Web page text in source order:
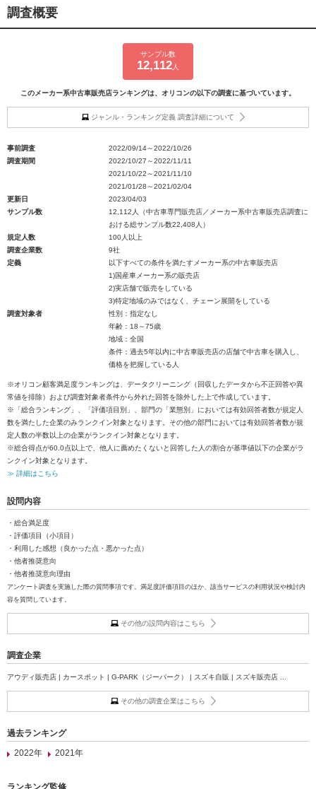
調査概要
サンプル数
12,112人
このメーカー系中古車販売店ランキングは、オリコンの以下の調査に基づいています。
ジャンル・ランキング定義 調査詳細について
事前調査
2022/09/14～2022/10/26
調査期間
2022/10/27～2022/11/11
2021/10/22～2021/11/10
2021/01/28～2021/02/04
更新日
2023/04/03
サンプル数
12,112人（中古車専門販売店／メーカー系中古車販売店調査に
おける総サンプル数22,408人）
規定人数
100人以上
調査企業数
9社
定義
以下すべての条件を満たすメーカー系の中古車販売店
1)国産車メーカー系の販売店
2)実店舗で販売をしている
3)特定地域のみではなく、チェーン展開をしている
調査対象者
性別：指定なし
年齢：18～75歳
地域：全国
条件：過去5年以内に中古車販売店の店舗で中古車を購入し、
価格を把握している人
※オリコン顧客満足度ランキングは、データクリーニング（回収したデータから不正回答や異
常値を排除）および調査対象者条件から外れた回答を除外した上で作成しています。
※「総合ランキング」、「評価項目別」、部門の「業態別」においては有効回答者数が規定人
数を満たした企業のみランクイン対象となります。その他の部門においては有効回答者数が規
定人数の半数以上の企業がランクイン対象となります。
※総合得点が60.0点以上で、他人に薦めたくないと回答した人の割合が基準値以下の企業がラ
ンクイン対象となります。
≫ 詳細はこちら
設問内容
・総合満足度
・評価項目（小項目）
・利用した感想（良かった点・悪かった点）
・他者推奨意向
・他者推奨意向理由
アンケート調査を実施した際の質問事項です。満足度評価項目のほか、該当サービスの利用状況や検討内
容を質問しています。
その他の設問内容はこちら
調査企業
アウディ販売店 | カースポット | G-PARK（ジーパーク） | スズキ自販 | スズキ販売店 ...
その他の調査企業はこちら
過去ランキング
2022年
2021年